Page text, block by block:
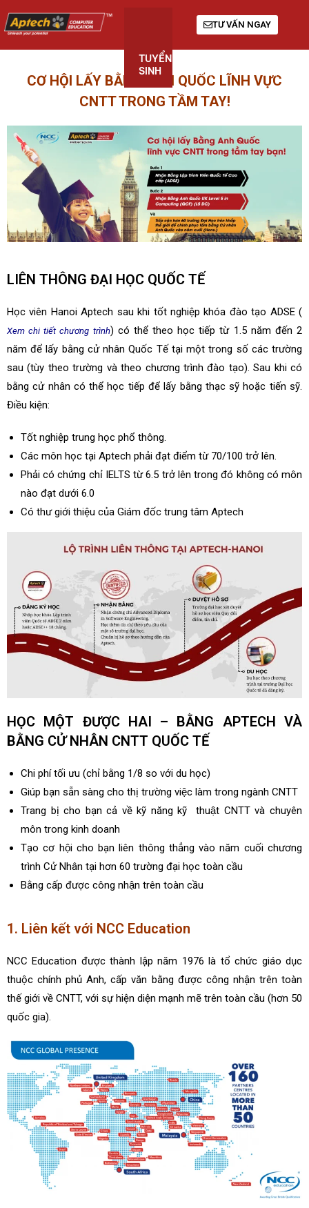
TUYỂN
SINH
HỌC
TƯ VẤN NGAY
CƠ HỘI LẤY BẰNG ANH QUỐC LĨNH VỰC
CNTT TRONG TẦM TAY!
LIÊN THÔNG ĐẠI HỌC QUỐC TẾ
Học viên Hanoi Aptech sau khi tốt nghiệp khóa đào tạo ADSE (
Xem chi tiết chương trình) có thể theo học tiếp từ 1.5 năm đến 2
năm để lấy bằng cử nhân Quốc Tế tại một trong số các trường
sau (tùy theo trường và theo chương trình đào tạo). Sau khi có
bằng cử nhân có thể học tiếp để lấy bằng thạc sỹ hoặc tiến sỹ.
Điều kiện:
Tốt nghiệp trung học phổ thông.
Các môn học tại Aptech phải đạt điểm từ 70/100 trở lên.
Phải có chứng chỉ IELTS từ 6.5 trở lên trong đó không có môn
nào đạt dưới 6.0
Có thư giới thiệu của Giám đốc trung tâm Aptech
HỌC MỘT ĐƯỢC HAI – BẰNG APTECH VÀ
BẰNG CỬ NHÂN CNTT QUỐC TẾ
Chi phí tối ưu (chỉ bằng 1/8 so với du học)
Giúp bạn sẵn sàng cho thị trường việc làm trong ngành CNTT
Trang bị cho bạn cả về kỹ năng kỹ thuật CNTT và chuyên
môn trong kinh doanh
Tạo cơ hội cho bạn liên thông thẳng vào năm cuối chương
trình Cử Nhân tại hơn 60 trường đại học toàn cầu
Bằng cấp được công nhận trên toàn cầu
1. Liên kết với NCC Education
NCC Education được thành lập năm 1976 là tổ chức giáo dục
thuộc chính phủ Anh, cấp văn bằng được công nhận trên toàn
thế giới về CNTT, với sự hiện diện mạnh mẽ trên toàn cầu (hơn 50
quốc gia).